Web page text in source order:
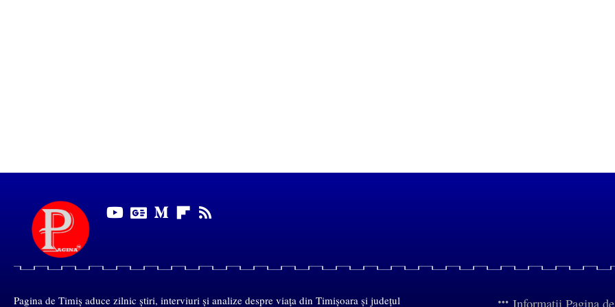
Pagina de Timiș aduce zilnic știri, interviuri și analize despre viața din Timișoara și județul Informații Pagina